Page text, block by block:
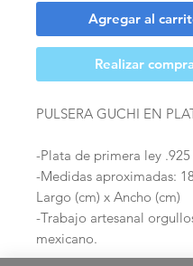
Agregar al
Realizar compra
PULSERA GUCHI EN
-Plata de primera ley .925
-Medidas aproximadas:
Largo (cm) x Ancho (cm)
-Trabajo artesanal
mexicano.